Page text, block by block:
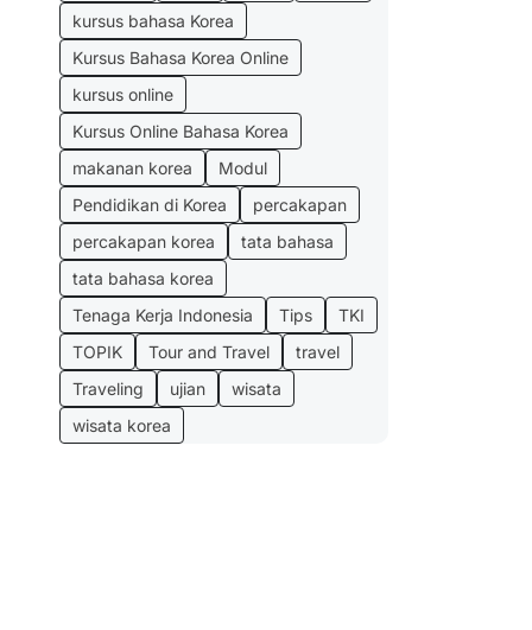
kursus bahasa Korea
Kursus Bahasa Korea Online
kursus online
Kursus Online Bahasa Korea
makanan korea
Modul
Pendidikan di Korea
percakapan
percakapan korea
tata bahasa
tata bahasa korea
Tenaga Kerja Indonesia
Tips
TKI
TOPIK
Tour and Travel
travel
Traveling
ujian
wisata
wisata korea